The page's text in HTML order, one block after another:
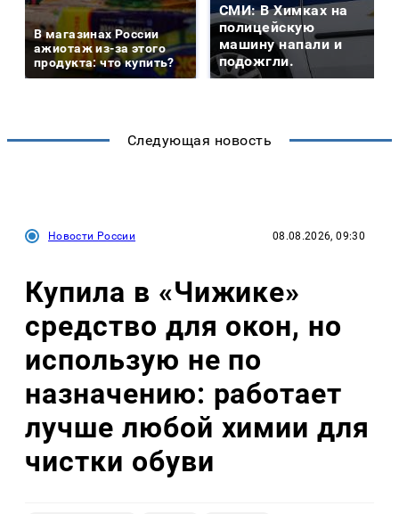
В магазинах России
ажиотаж из-за этого
продукта: что купить?
СМИ: В Химках на
полицейскую
машину напали и
подожгли.
Следующая новость
Новости России 08.08.2026, 09:30
Купила в «Чижике»
средство для окон, но
использую не по
назначению: работает
лучше любой химии для
чистки обуви